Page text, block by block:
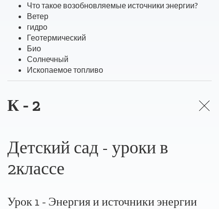
Что такое возобновляемые источники энергии?
Ветер
гидро
Геотермический
Био
Солнечный
Ископаемое топливо
К - 2
Детский сад - уроки в
2классе
Урок 1 - Энергия и источники энергии